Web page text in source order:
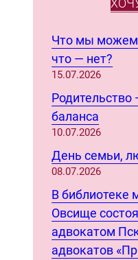
Что мы можем
что — нет?
15.07.2026
Родительство
баланса
10.07.2026
День семьи,
08.07.2026
В библиотеке
Овсище
адвокатом
адвокатов